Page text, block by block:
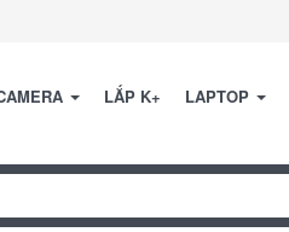
LẮP K+ LAPTOP